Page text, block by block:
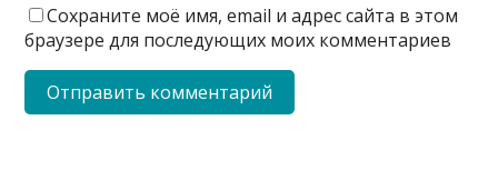
Сохраните моё имя, email и адрес сайта в этом
браузере для последующих моих комментариев